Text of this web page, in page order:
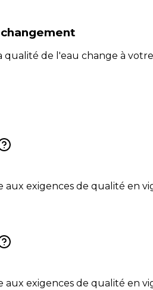
qualité de l'eau change à
aux exigences de qualité en
aux exigences de qualité en